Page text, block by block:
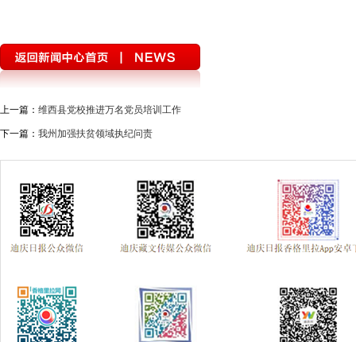
上一篇： 维西县党校推进万名党员培训工作
下一篇： 我州加强扶贫领域执纪问责